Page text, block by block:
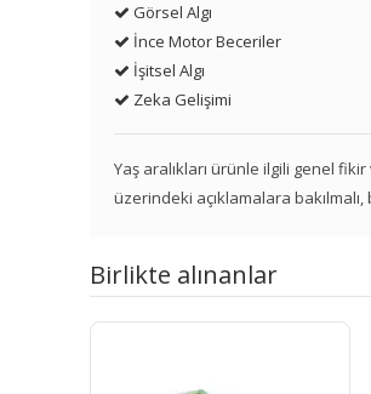
Görsel Algı
İnce Motor Beceriler
İşitsel Algı
Zeka Gelişimi
Yaş aralıkları ürünle ilgili genel
üzerindeki açıklamalara bakılmalı,
Birlikte alınanlar